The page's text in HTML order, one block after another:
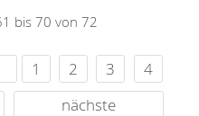
bis 70 von 72
1 2 3
4
nächste